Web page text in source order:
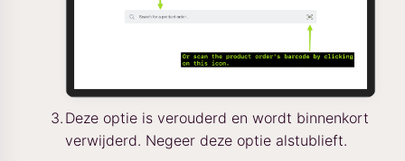
Deze optie is verouderd en wordt binnenkort
verwijderd. Negeer deze optie alstublieft.